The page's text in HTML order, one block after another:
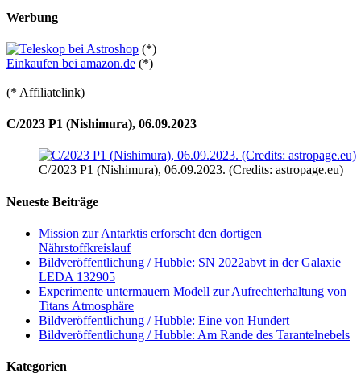
Werbung
(*)
Einkaufen bei amazon.de (*)
(* Affiliatelink)
C/2023 P1 (Nishimura), 06.09.2023
C/2023 P1 (Nishimura), 06.09.2023. (Credits: astropage.eu)
Neueste Beiträge
Mission zur Antarktis erforscht den dortigen
Nährstoffkreislauf
Bildveröffentlichung / Hubble: SN 2022abvt in der Galaxie
LEDA 132905
Experimente untermauern Modell zur Aufrechterhaltung von
Titans Atmosphäre
Bildveröffentlichung / Hubble: Eine von Hundert
Bildveröffentlichung / Hubble: Am Rande des Tarantelnebels
Kategorien